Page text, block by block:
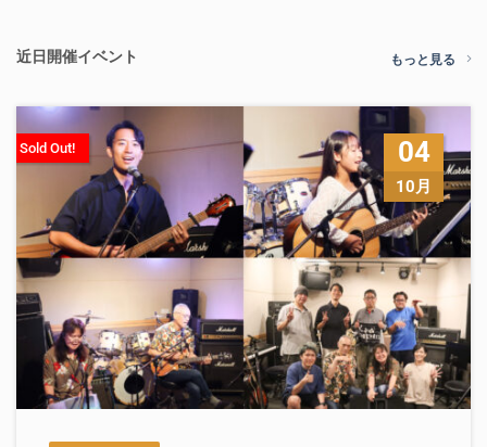
近日開催イベント もっと見る
04
10月
Sold Out!